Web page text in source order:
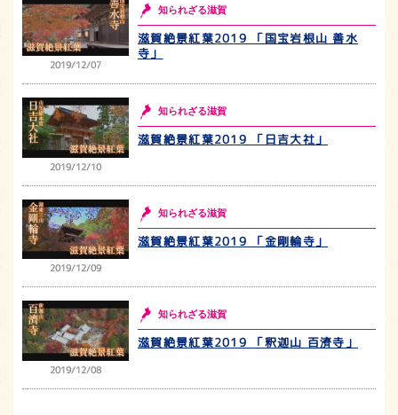
2019/12/07
知られざる滋賀
滋賀絶景紅葉2019 「国宝岩根山 善水
寺」
2019/12/10
知られざる滋賀
滋賀絶景紅葉2019 「日吉大社」
2019/12/09
知られざる滋賀
滋賀絶景紅葉2019 「金剛輪寺」
2019/12/08
知られざる滋賀
滋賀絶景紅葉2019 「釈迦山 百濟寺」